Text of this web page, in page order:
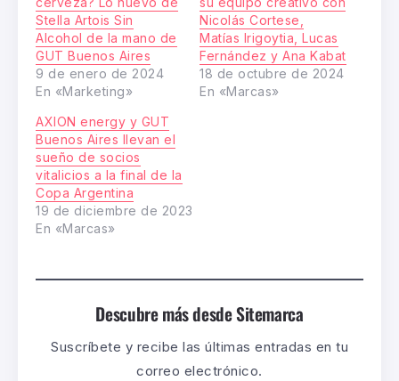
Stella Artois Sin
Alcohol de la mano de
GUT Buenos Aires
9 de enero de 2024
En «Marketing»
Nicolás Cortese,
Matías Irigoytia, Lucas
Fernández y Ana Kabat
18 de octubre de 2024
En «Marcas»
AXION energy y GUT
Buenos Aires llevan el
sueño de socios
vitalicios a la final de la
Copa Argentina
19 de diciembre de 2023
En «Marcas»
Descubre más desde Sitemarca
Suscríbete y recibe las últimas entradas en tu
correo electrónico.